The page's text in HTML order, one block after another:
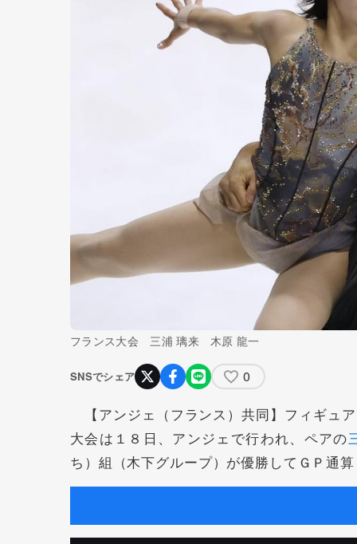
フランス大会 三浦 璃来 木原 龍一
SNSでシェア 0
【アンジェ（フランス）共同】フィギュ
大会は１８日、アンジェで行われ、ペアの
ち）組（木下グループ）が優勝してＧＰ通